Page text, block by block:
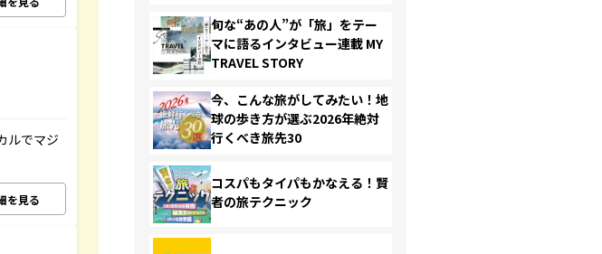
ルでマジ
を見る
旬な“あの人”が「旅」をテー
マに語るインタビュー連載 MY
TRAVEL STORY
今、こんな旅がしてみたい！地
球の歩き方が選ぶ2026年絶対
行くべき旅先30
コスパもタイパもかなえる！賢
者の旅テクニック